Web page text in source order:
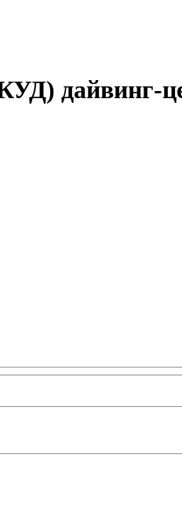
дайвинг-